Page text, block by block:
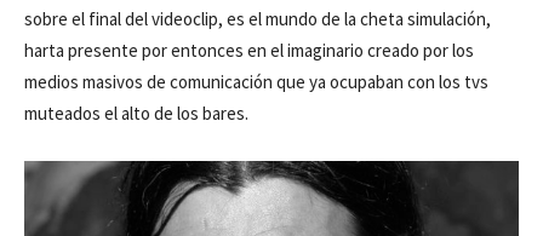
sobre el final del videoclip, es el mundo de la cheta simulación,
harta presente por entonces en el imaginario creado por los
medios masivos de comunicación que ya ocupaban con los tvs
muteados el alto de los bares.